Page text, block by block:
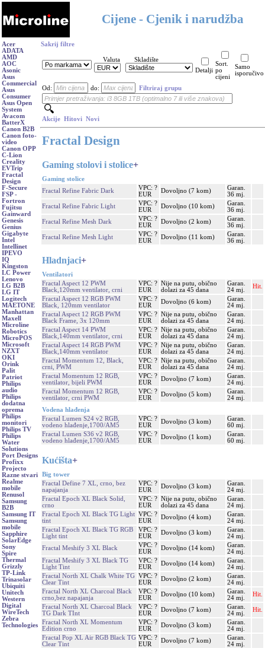
Cijene - Cjenik i narudžba
Acer
ADATA
AMD
AOC
Asonic
Asus
Commercial
Asus
Consumer
Asus Open
System
Avacom
BatterX
Canon B2B
Canon foto-
video
Canon OPP
C-Lion
Creality
EVTrip
Fractal
Design
F-Secure
FSP -
Fortron
Fujitsu
Gainward
Genesis
Genius
Gigabyte
Intel
Intellinet
IPEVO
IQ
Kingston
LC Power
Lenovo
LG B2B
LG IT
Logitech
MAETONE
Manhattan
Maxell
Microline
Robotics
MicroPOS
Microsoft
NZXT
OKI
Orink
Palit
Patriot
Philips
audio
Philips
dodatna
oprema
Philips
monitori
Philips TV
Philips
Water
Solutions
Port Designs
Profixx
Projecto
Razne stvari
Realme
mobile
Renusol
Samsung
B2B
Samsung IT
Samsung
mobile
Sapphire
SolarEdge
Sony
Spire
Thermal
Grizzly
TP-Link
Trinasolar
Ubiquiti
Unitech
Western
Digital
WireTech
Zebra
Technologies
Sakrij filtre
Valuta
Skladište
Detalji
Sort.
po
cijeni
Samo
isporučivo
Od: do: Filtriraj grupu
Akcije Hitovi Novi
Fractal Design
Gaming stolovi i stolice+
Gaming stolice
Fractal Refine Fabric Dark
VPC: ?
EUR
Dovoljno (7 kom)
Garan.
36 mj.
Fractal Refine Fabric Light
VPC: ?
EUR
Dovoljno (10 kom)
Garan.
36 mj.
Fractal Refine Mesh Dark
VPC: ?
EUR
Dovoljno (2 kom)
Garan.
36 mj.
Fractal Refine Mesh Light
VPC: ?
EUR
Dovoljno (11 kom)
Garan.
36 mj.
Hladnjaci+
Ventilatori
Fractal Aspect 12 PWM
Black,120mm ventilator, crni
VPC: ?
EUR
Nije na putu, obično
dolazi za 45 dana
Garan.
24 mj.
Hit.
Fractal Aspect 12 RGB PWM
Black, 120mm ventilator
VPC: ?
EUR
Dovoljno (6 kom)
Garan.
24 mj.
Fractal Aspect 12 RGB PWM
Black Frame, 3x 120mm
VPC: ?
EUR
Nije na putu, obično
dolazi za 45 dana
Garan.
24 mj.
Fractal Aspect 14 PWM
Black,140mm ventilator, crni
VPC: ?
EUR
Nije na putu, obično
dolazi za 45 dana
Garan.
24 mj.
Fractal Aspect 14 RGB PWM
Black,140mm ventilator
VPC: ?
EUR
Nije na putu, obično
dolazi za 45 dana
Garan.
24 mj.
Fractal Momentum 12, Black,
crni, PWM
VPC: ?
EUR
Nije na putu, obično
dolazi za 45 dana
Garan.
24 mj.
Fractal Momentum 12 RGB,
ventilator, bijeli PWM
VPC: ?
EUR
Dovoljno (7 kom)
Garan.
24 mj.
Fractal Momentum 12 RGB,
ventilator, crni PWM
VPC: ?
EUR
Dovoljno (5 kom)
Garan.
24 mj.
Vodena hlađenja
Fractal Lumen S24 v2 RGB,
vodeno hlađenje,1700/AM5
VPC: ?
EUR
Dovoljno (3 kom)
Garan.
60 mj.
Fractal Lumen S36 v2 RGB,
vodeno hlađenje,1700/AM5
VPC: ?
EUR
Dovoljno (1 kom)
Garan.
60 mj.
Kućišta+
Big tower
Fractal Define 7 XL, crno, bez
napajanja
VPC: ?
EUR
Dovoljno (3 kom)
Garan.
24 mj.
Fractal Epoch XL Black Solid,
crno
VPC: ?
EUR
Nije na putu, obično
dolazi za 45 dana
Garan.
24 mj.
Fractal Epoch XL Black TG Light
tint
VPC: ?
EUR
Dovoljno (4 kom)
Garan.
24 mj.
Fractal Epoch XL Black TG RGB
Light tint
VPC: ?
EUR
Dovoljno (3 kom)
Garan.
24 mj.
Fractal Meshify 3 XL Black
VPC: ?
EUR
Dovoljno (14 kom)
Garan.
24 mj.
Fractal Meshify 3 XL Black TG
Light Tint
VPC: ?
EUR
Dovoljno (14 kom)
Garan.
24 mj.
Fractal North XL Chalk White TG
Clear Tint
VPC: ?
EUR
Dovoljno (2 kom)
Garan.
24 mj.
Fractal North XL Charcoal Black
crno,bez napajanja
VPC: ?
EUR
Dovoljno (10 kom)
Garan.
24 mj.
Hit.
Fractal North XL Charcoal Black
TG Dark TInt
VPC: ?
EUR
Dovoljno (7 kom)
Garan.
24 mj.
Hit.
Fractal North XL Momentum
Edition crno
VPC: ?
EUR
Dovoljno (3 kom)
Garan.
24 mj.
Fractal Pop XL Air RGB Black TG
Clear Tint
VPC: ?
EUR
Dovoljno (7 kom)
Garan.
24 mj.